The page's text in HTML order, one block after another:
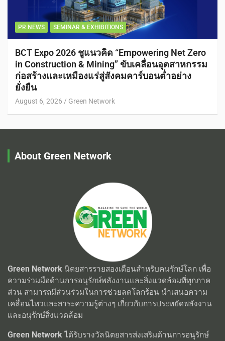
PR NEWS SEMINAR & EXHIBITIONS
BCT Expo 2026 ชูแนวคิด “Empowering Net Zero
in Construction & Mining” ขับเคลื่อนอุตสาหกรรม
ก่อสร้างและเหมืองแร่สู่สังคมคาร์บอนต่ำอย่าง
ยั่งยืน
August 6, 2026 Green Network
About Green Network
Green Network นิตยสารรายสองเดือนสำหรับคนรักษ์โลก เพื่อ
ความร่วมมือด้านการอนุรักษ์พลังงานและสิ่งแวดล้อมที่ทุกภาค
ส่วน สามารถมีส่วนร่วมในการช่วยลดโลกร้อน นำเสนอความ
เคลื่อนไหวและสาระความรู้ต่างๆ เกี่ยวกับการประหยัดพลังงาน
และอนุรักษ์สิ่งแวดล้อม
Green Networkได้รับรางวัลนิตยสารส่งเสริมด้านการอนุรักษ์